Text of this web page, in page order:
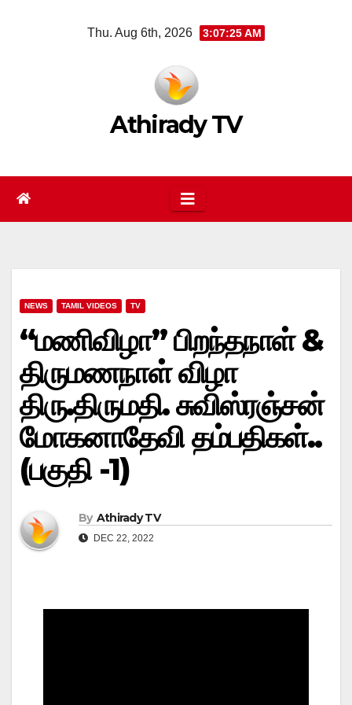
Thu. Aug 6th, 2026 3:07:25 AM
Athirady TV
NEWS TAMIL VIDEOS TV
“மணிவிழா” பிறந்தநாள் &
திருமணநாள் விழா
திரு.திருமதி. சுவிஸ்ரஞ்சன்
மோகனாதேவி தம்பதிகள்..
(பகுதி -1)
By Athirady TV
DEC 22, 2022